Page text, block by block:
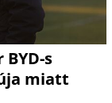
s
miatt